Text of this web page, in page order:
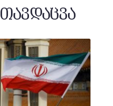
თავდაცვა